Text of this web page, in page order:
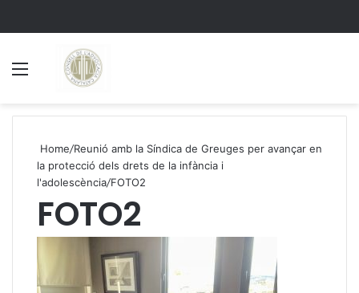
Home/Reunió amb la Síndica de Greuges per avançar en
la protecció dels drets de la infància i
l'adolescència/FOTO2
FOTO2